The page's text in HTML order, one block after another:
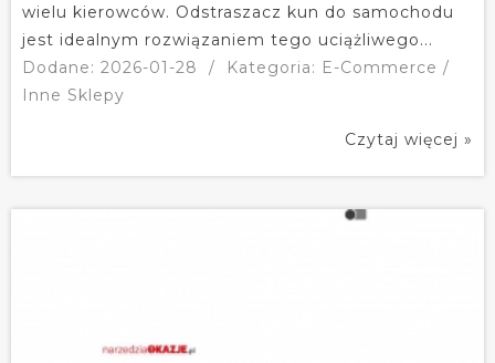
wielu kierowców. Odstraszacz kun do samochodu
jest idealnym rozwiązaniem tego uciążliwego...
Dodane: 2026-01-28
/
Kategoria: E-Commerce /
Inne Sklepy
Czytaj więcej »